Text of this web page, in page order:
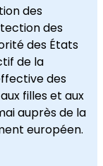
des
des
des États
de la
des
filles et aux
auprès de la
européen.